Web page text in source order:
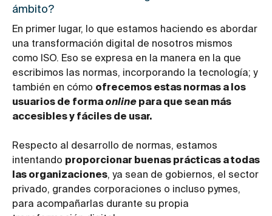
ámbito?
En primer lugar, lo que estamos haciendo es abordar
una transformación digital de nosotros mismos
como ISO. Eso se expresa en la manera en la que
escribimos las normas, incorporando la tecnología; y
también en cómo ofrecemos estas normas a los
usuarios de forma online para que sean más
accesibles y fáciles de usar.
Respecto al desarrollo de normas, estamos
intentando proporcionar buenas prácticas a todas
las organizaciones, ya sean de gobiernos, el sector
privado, grandes corporaciones o incluso pymes,
para acompañarlas durante su propia